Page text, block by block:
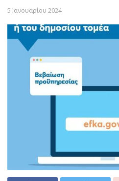
5 Ιανουαρίου 2024